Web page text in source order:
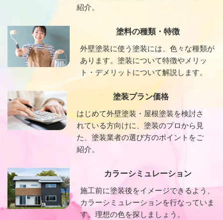
紹介。
塗料の種類・特徴
外壁塗装に使う塗装には、色々な種類が
あります。塗装について特徴やメリッ
ト・デメリットについて解説します。
塗装プラン価格
はじめて外壁塗装・屋根塗装を検討さ
れている方向けに、塗装のプロから見
た、塗装業者の選び方のポイントをご
紹介。
カラーシミュレーション
施工前に塗装後をイメージできるよう、
カラーシミュレーションを行なっていま
す。理想の色を探しましょう。